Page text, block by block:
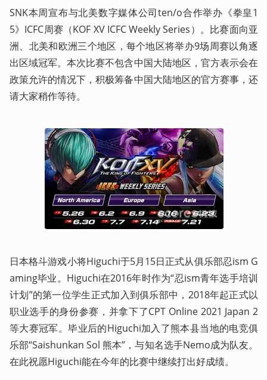
SNK本周宣布与北美数字媒体公司ten/o合作举办《拳皇1
5》ICFC周赛（KOF XV ICFC Weekly Series）。比赛面向亚
洲、北美和欧洲三个地区，每个地区将举办9场周赛以角逐
出区域冠军。本次比赛不包含中国大陆地区，官方表示会在
政策允许的情况下，积极筹备中国大陆地区的官方赛事，还
请大家稍作等待。
日本格斗游戏小将Higuchi于5月15日正式从俱乐部忍ism G
aming毕业。Higuchi在2016年时作为“忍ism青年选手培训
计划”的第一位学生正式加入到俱乐部中，2018年起正式以
职业选手的身份参赛，并拿下了CPT Online 2021 Japan 2
等大赛冠军。毕业后的Higuchi加入了熊本县当地的电竞俱
乐部“Saishunkan Sol 熊本”，与知名选手Nemo成为队友。
在此祝愿Higuchi能在今年的比赛中继续打出好成绩。